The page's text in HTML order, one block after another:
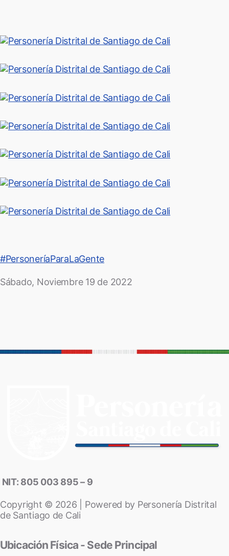
#PersoneríaParaLaGente
Sábado, Noviembre 19 de 2022
NIT: 805 003 895 – 9
Copyright © 2026 | Powered by Personería Distrital
de Santiago de Cali
Ubicación Física - Sede Principal